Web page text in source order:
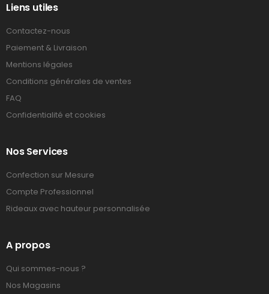
Liens utiles
Contactez-nous
Paiement & Livraison
Mentions légales
Conditions générales de ventes
FAQ
Confidentialité et cookies
Nos Services
Confection sur Mesure
Compte Professionnel
Rideaux avec hauteur personnalisée
A propos
Qui sommes-nous ?
Nos Magasins